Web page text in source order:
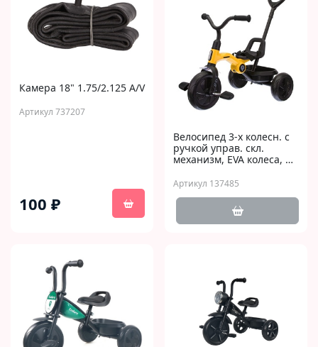
Камера 18" 1.75/2.125 A/V
Артикул 737207
100 ₽
Велосипед 3-х колесн. с
ручкой управ. скл.
механизм, EVA колеса, …
Артикул 137485